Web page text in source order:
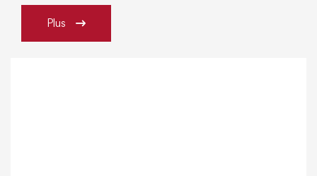
Plus